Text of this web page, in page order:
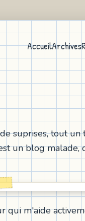
AccueilArchives
suprises, tout un
un blog malade,
qui m'aide